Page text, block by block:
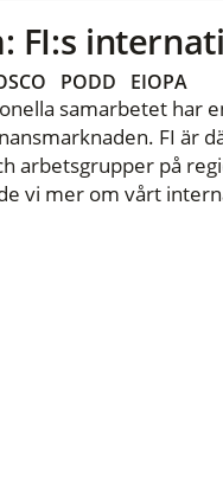
FI:s
PODD EIOPA
samarbetet har
FI är
arbetsgrupper på
vi mer om vårt